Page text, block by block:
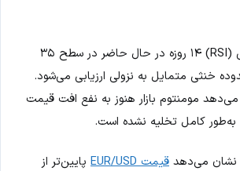
شاخص قدرت نسبی (RSI) ۱۴ روزه در حال حاضر در سطح ۳۵
خنثی متمایل به نزولی ارزیابی می‌شود.
مومنتوم بازار هنوز به نفع افت قیمت
کامل تخلیه نشده است.
نشان می‌دهد قیمت EUR/USD
پایین‌تر از